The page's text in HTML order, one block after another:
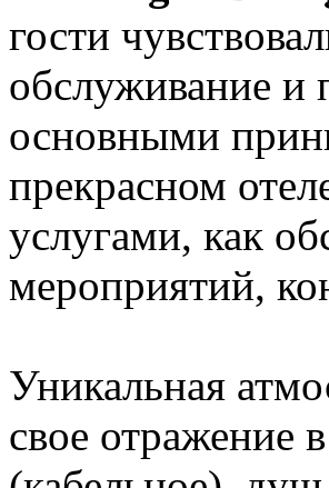
гости
обслуживание и
основными
прекрасном
услугами, как
мероприятий,
Уникальная
свое отражение